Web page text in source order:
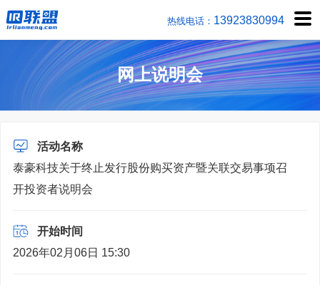
热线电话：
网上说明会
活动名称
泰豪科技关于终止发行股份购买资产暨关联交易事项召
开投资者说明会
开始时间
2026年02月06日 15:30